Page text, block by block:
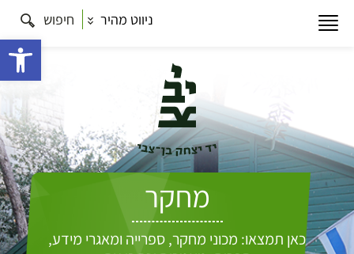
ניווט מהיר חיפוש
מחקר
כאן תמצאו: מכוני מחקר, ספרייה ומאגרי מידע,